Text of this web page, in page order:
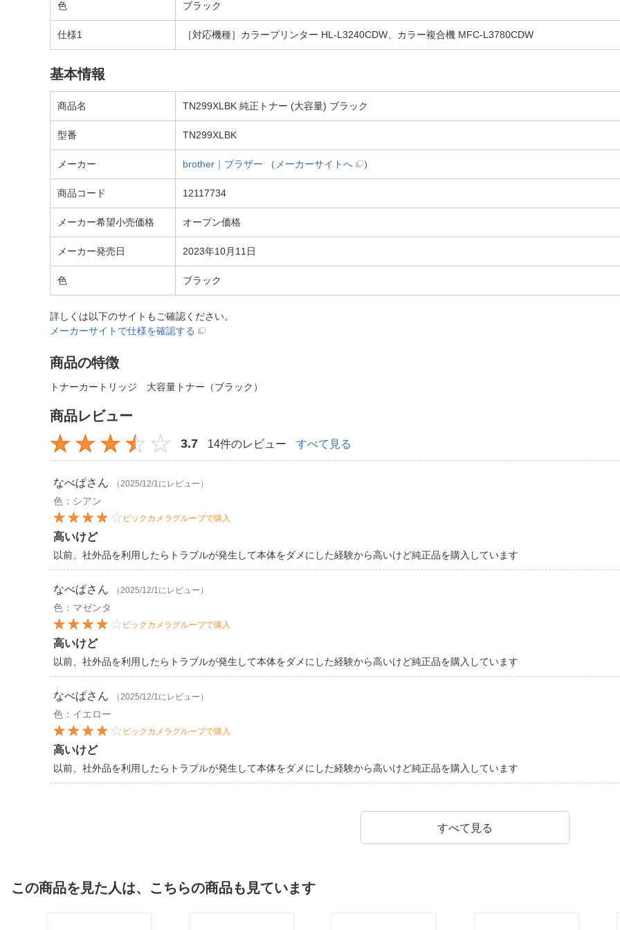
色 ブラック
仕様1 ［対応機種］カラープリンター HL-L3240CDW、カラー複合機 MFC-L3780CDW
基本情報
商品名 TN299XLBK 純正トナー (大容量) ブラック
型番 TN299XLBK
メーカー brother｜ブラザー （ メーカーサイトへ ）
商品コード 12117734
メーカー希望小売価格 オープン価格
メーカー発売日 2023年10月11日
色 ブラック
詳しくは以下のサイトもご確認ください。
メーカーサイトで仕様を確認する
商品の特徴
トナーカートリッジ 大容量トナー（ブラック）
商品レビュー
3.7 14件のレビュー すべて見る
なべぱさん （2025/12/1にレビュー）
色：シアン
ビックカメラグループで購入
高いけど
以前、社外品を利用したらトラブルが発生して本体をダメにした経験から高いけど純正品を購入しています
なべぱさん （2025/12/1にレビュー）
色：マゼンタ
ビックカメラグループで購入
高いけど
以前、社外品を利用したらトラブルが発生して本体をダメにした経験から高いけど純正品を購入しています
なべぱさん （2025/12/1にレビュー）
色：イエロー
ビックカメラグループで購入
高いけど
以前、社外品を利用したらトラブルが発生して本体をダメにした経験から高いけど純正品を購入しています
すべて見る
この商品を見た人は、こちらの商品も見ています